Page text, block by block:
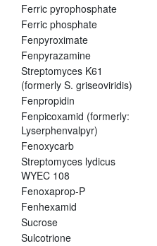
Ferric pyrophosphate
Ferric phosphate
Fenpyroximate
Fenpyrazamine
Streptomyces K61
(formerly S. griseoviridis)
Fenpropidin
Fenpicoxamid (formerly:
Lyserphenvalpyr)
Fenoxycarb
Streptomyces lydicus
WYEC 108
Fenoxaprop-P
Fenhexamid
Sucrose
Sulcotrione